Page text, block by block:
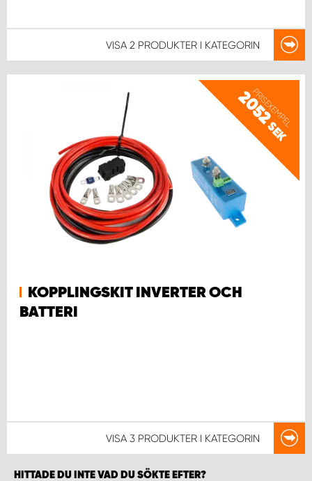
VISA 2 PRODUKTER I KATEGORIN
PRISEXEMPEL
2052
SEK
KOPPLINGSKIT INVERTER OCH
BATTERI
VISA 3 PRODUKTER I KATEGORIN
HITTADE DU INTE VAD DU SÖKTE EFTER?